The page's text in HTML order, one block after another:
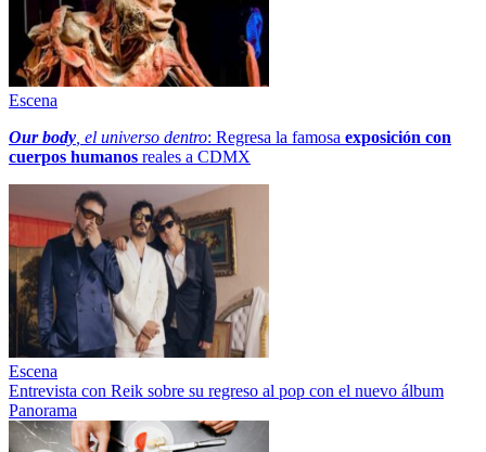
Escena
Our body , el universo dentro: Regresa la famosa exposición con
cuerpos humanos reales a CDMX
Escena
Entrevista con Reik sobre su regreso al pop con el nuevo álbum
Panorama